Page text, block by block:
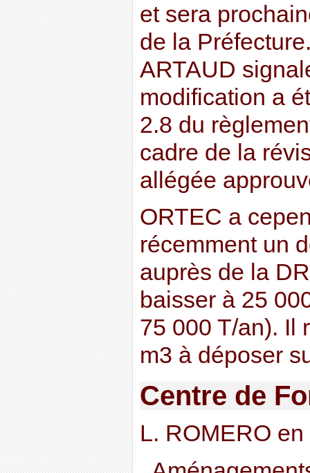
et sera
de la
ARTAUD
modification a
2.8 du
cadre de la
allégée
ORTEC a
récemment un
auprès de la
baisser à 25
75 000 T/an). Il
m3 à déposer
Centre de
L. ROMERO